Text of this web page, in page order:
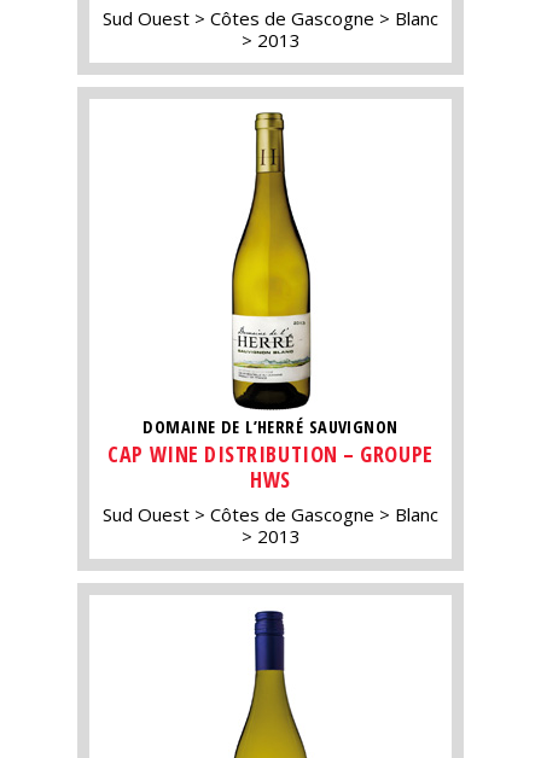
Sud Ouest Côtes de Gascogne
Blanc
2013
DOMAINE DE L’HERRÉ SAUVIGNON
CAP WINE DISTRIBUTION – GROUPE
HWS
Sud Ouest Côtes de Gascogne
Blanc
2013